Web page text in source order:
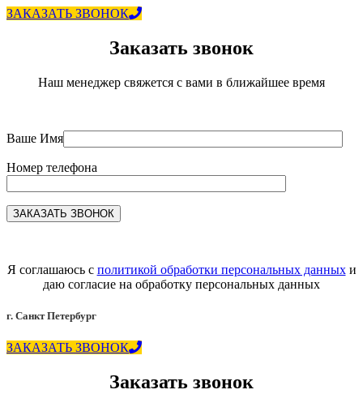
ЗАКАЗАТЬ ЗВОНОК
Заказать звонок
Наш менеджер свяжется с вами в ближайшее время
Ваше Имя
Номер телефона
Я соглашаюсь с политикой обработки персональных данныхи
даю согласие на обработку персональных данных
г. Санкт Петербург
ЗАКАЗАТЬ ЗВОНОК
Заказать звонок